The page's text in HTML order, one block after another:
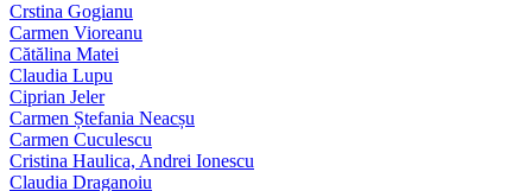
Crstina Gogianu
Carmen Vioreanu
Cătălina Matei
Claudia Lupu
Ciprian Jeler
Carmen Ștefania Neacșu
Carmen Cuculescu
Cristina Haulica, Andrei Ionescu
Claudia Draganoiu